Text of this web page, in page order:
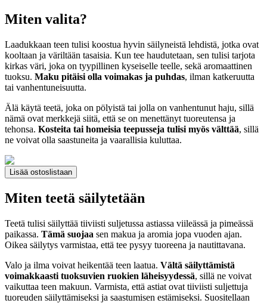
Miten valita?
Laadukkaan teen tulisi koostua hyvin säilyneistä lehdistä, jotka ovat
kooltaan ja väriltään tasaisia. Kun tee haudutetaan, sen tulisi tarjota
kirkas väri, joka on tyypillinen kyseiselle teelle, sekä aromaattinen
tuoksu. Maku pitäisi olla voimakas ja puhdas, ilman katkeruutta
tai vanhentuneisuutta.
Älä käytä teetä, joka on pölyistä tai jolla on vanhentunut haju, sillä
nämä ovat merkkejä siitä, että se on menettänyt tuoreutensa ja
tehonsa. Kosteita tai homeisia teepusseja tulisi myös välttää, sillä
ne voivat olla saastuneita ja vaarallisia kuluttaa.
Lisää ostoslistaan
Miten teetä säilytetään
Teetä tulisi säilyttää tiiviisti suljetussa astiassa viileässä ja pimeässä
paikassa. Tämä suojaa sen makua ja aromia jopa vuoden ajan.
Oikea säilytys varmistaa, että tee pysyy tuoreena ja nautittavana.
Valo ja ilma voivat heikentää teen laatua. Vältä säilyttämistä
voimakkaasti tuoksuvien ruokien läheisyydessä, sillä ne voivat
vaikuttaa teen makuun. Varmista, että astiat ovat tiiviisti suljettuja
tuoreuden säilyttämiseksi ja saastumisen estämiseksi. Suositellaan